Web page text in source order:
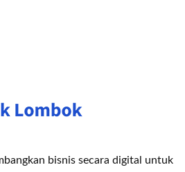
bisnis secara digital untuk